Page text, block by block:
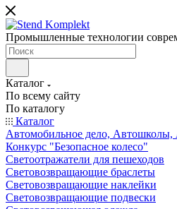
Промышленные технологии
Каталог
По всему сайту
По каталогу
Каталог
Автомобильное дело,
Конкурс "Безопасное колесо"
Светоотражатели для пешеходов
Световозвращающие браслеты
Световозвращающие наклейки
Световозвращающие подвески